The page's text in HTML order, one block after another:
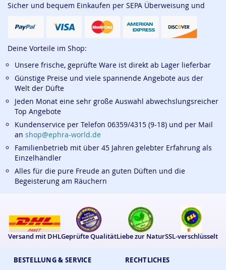
BESTELLUNG & SERVICE RECHTLICHES
Sicher und bequem Einkaufen per SEPA Überweisung und
Deine Vorteile im Shop:
Unsere frische, geprüfte Ware ist direkt ab Lager lieferbar
Günstige Preise und viele spannende Angebote aus der
Welt der Düfte
Jeden Monat eine sehr große Auswahl abwechslungsreicher
Top Angebote
Kundenservice per Telefon 06359/4315 (9-18) und per Mail
an shop@ephra-world.de
Familienbetrieb mit über 45 Jahren gelebter Erfahrung als
Einzelhändler
Alles für die pure Freude an guten Düften und die
Begeisterung am Räuchern
Versand mit DHLGeprüfte QualitätLiebe zur NaturSSL-verschlüsselt